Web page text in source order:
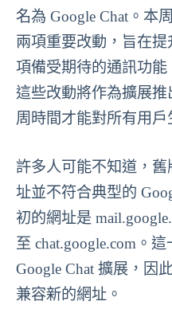
名為 Google Chat。本
兩項重要改動，旨在
項備受期待的通訊功能
這些改動將作為擴展
周時間才能對所有用戶
許多人可能不知道，舊
址並不符合典型的
初的網址是
至 chat.google.com。
Google Chat 擴展，因
兼容新的網址。